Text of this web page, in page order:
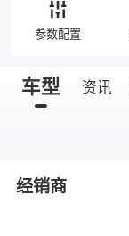
参数配置
车型 资讯
经销商